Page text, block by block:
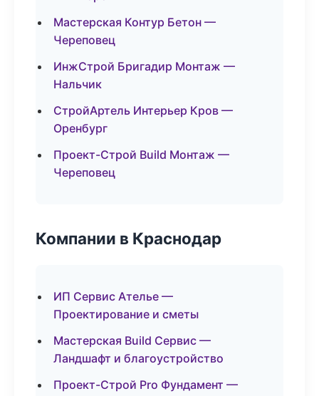
Мастерская Контур Бетон —
Череповец
ИнжСтрой Бригадир Монтаж —
Нальчик
СтройАртель Интерьер Кров —
Оренбург
Проект-Строй Build Монтаж —
Череповец
Компании в Краснодар
ИП Сервис Ателье —
Проектирование и сметы
Мастерская Build Сервис —
Ландшафт и благоустройство
Проект-Строй Pro Фундамент —